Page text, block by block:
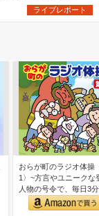
ライブレポート
おらが町のラジオ体操
1〉~方言やユニークな
人物の号令で、毎日3
しく全身運動